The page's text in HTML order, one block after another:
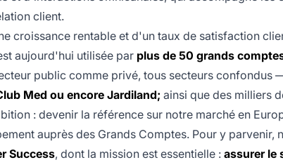
client.
croissance rentable et d'un taux de satisfaction
aujourd'hui utilisée par plus de 50 grands
public comme privé, tous secteurs confondus
Med ou encore Jardiland; ainsi que des milliers
: devenir la référence sur notre marché en
auprès des Grands Comptes. Pour y parvenir,
Success, dont la mission est essentielle : assurer le